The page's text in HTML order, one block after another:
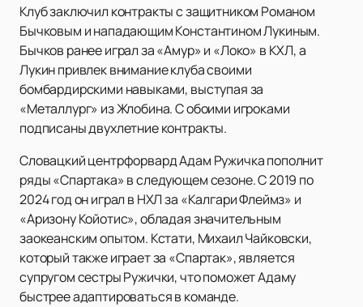
Клуб заключил контракты с защитником Романом
Бычковым и нападающим Константином Лукиным.
Бычков ранее играл за «Амур» и «Локо» в КХЛ, а
Лукин привлек внимание клуба своими
бомбардирскими навыками, выступая за
«Металлург» из Жлобина. С обоими игроками
подписаны двухлетние контракты.
Словацкий центрфорвард Адам Ружичка пополнит
ряды «Спартака» в следующем сезоне. С 2019 по
2024 год он играл в НХЛ за «Калгари Флеймз» и
«Аризону Койотис», обладая значительным
заокеанским опытом. Кстати, Михаил Чайковски,
который также играет за «Спартак», является
супругом сестры Ружички, что поможет Адаму
быстрее адаптироваться в команде.